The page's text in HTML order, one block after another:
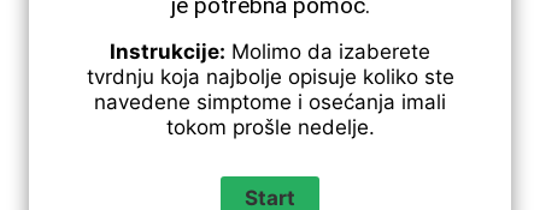
je potrebna pomoć.
Instrukcije: Molimo da izaberete
tvrdnju koja najbolje opisuje koliko ste
navedene simptome i osećanja imali
tokom prošle nedelje.